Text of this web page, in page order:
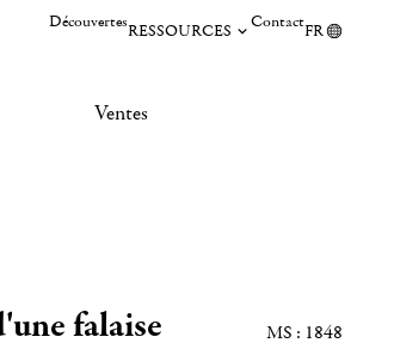
DécouvertesRESSOURCES ContactFR
Ventes
falaise MS : 1848